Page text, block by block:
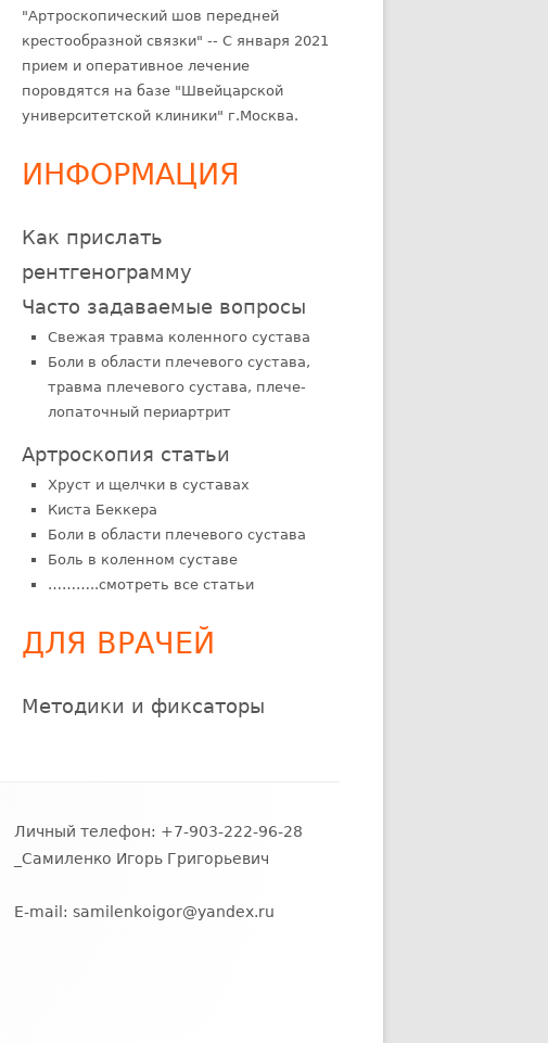
"Артроскопический шов передней
крестообразной связки" -- С января 2021
прием и оперативное лечение
поровдятся на базе "Швейцарской
университетской клиники" г.Москва.
ИНФОРМАЦИЯ
Как прислать
рентгенограмму
Часто задаваемые вопросы
Свежая травма коленного сустава
Боли в области плечевого сустава,
травма плечевого сустава, плече-
лопаточный периартрит
Артроскопия статьи
Хруст и щелчки в суставах
Киста Беккера
Боли в области плечевого сустава
Боль в коленном суставе
………..смотреть все статьи
ДЛЯ ВРАЧЕЙ
Методики и фиксаторы
Личный телефон: +7-903-222-96-28
_Самиленко Игорь Григорьевич
E-mail:samilenkoigor@yandex.ru